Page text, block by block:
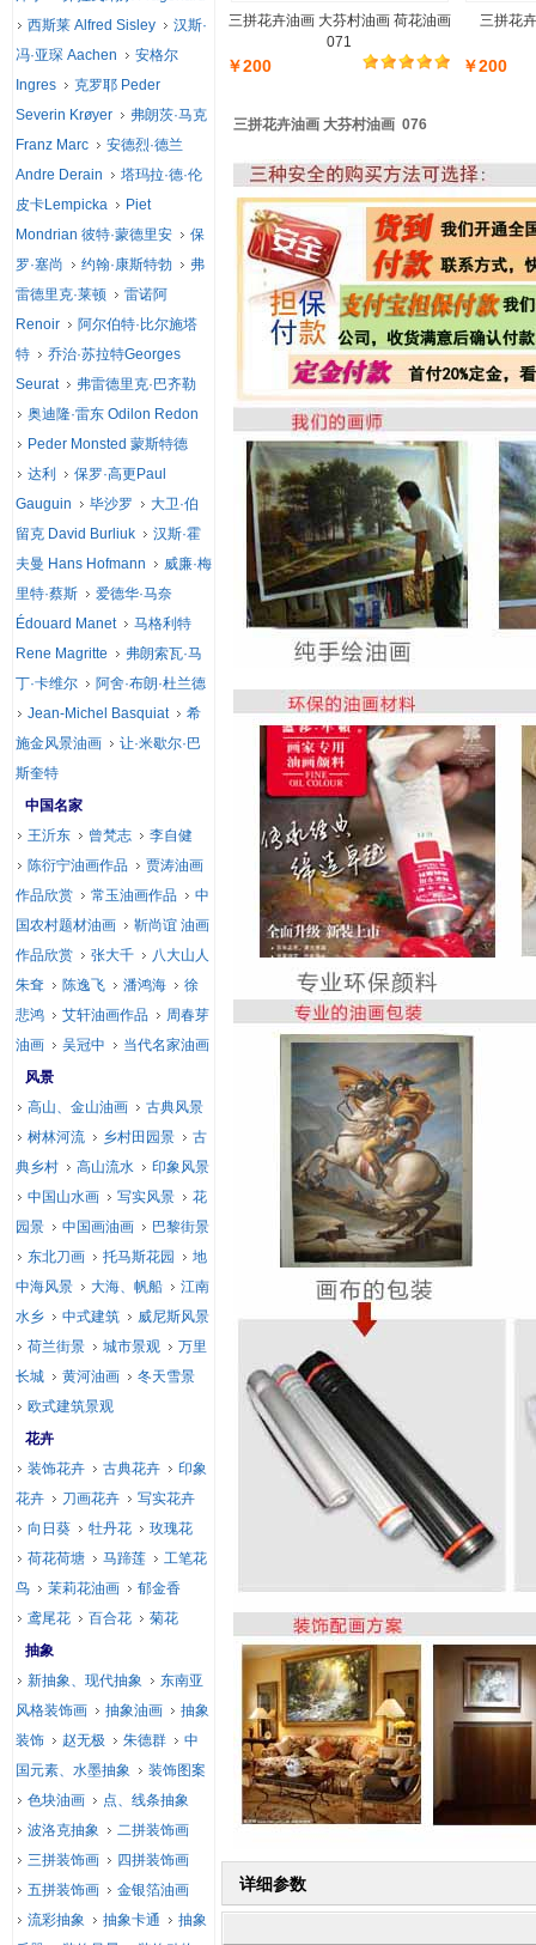
三拼花卉油画 大芬村油画 荷花油画
071
￥200
三拼花
￥200
三拼花卉油画 大芬村油画 076
详细参数
西斯莱 Alfred Sisley
汉斯·
冯·亚琛 Aachen
安格尔
Ingres
克罗耶 Peder
Severin Krøyer
弗朗茨·马克
Franz Marc
安德烈·德兰
Andre Derain
塔玛拉·德·伦
皮卡Lempicka
Piet
Mondrian 彼特·蒙德里安
保
罗·塞尚
约翰·康斯特勃
弗
雷德里克·莱顿
雷诺阿
Renoir
阿尔伯特·比尔施塔
特
乔治·苏拉特Georges
Seurat
弗雷德里克·巴齐勒
奥迪隆·雷东 Odilon Redon
Peder Monsted 蒙斯特德
达利
保罗·高更Paul
Gauguin
毕沙罗
大卫·伯
留克 David Burliuk
汉斯·霍
夫曼 Hans Hofmann
威廉·梅
里特·蔡斯
爱德华·马奈
Édouard Manet
马格利特
Rene Magritte
弗朗索瓦·马
丁·卡维尔
阿舍·布朗·杜兰德
Jean-Michel Basquiat
希
施金风景油画
让·米歇尔·巴
斯奎特
中国名家
王沂东
曾梵志
李自健
陈衍宁油画作品
贾涛油画
作品欣赏
常玉油画作品
中
国农村题材油画
靳尚谊 油画
作品欣赏
张大千
八大山人
朱耷
陈逸飞 潘鸿海
徐
悲鸿
艾轩油画作品
周春芽
油画
吴冠中
当代名家油画
风景
高山、金山油画
古典风景
树林河流
乡村田园景
古
典乡村
高山流水
印象风景
中国山水画
写实风景
花
园景
中国画油画
巴黎街景
东北刀画
托马斯花园
地
中海风景
大海、帆船
江南
水乡
中式建筑
威尼斯风景
荷兰街景
城市景观
万里
长城
黄河油画
冬天雪景
欧式建筑景观
花卉
装饰花卉
古典花卉
印象
花卉
刀画花卉
写实花卉
向日葵
牡丹花
玫瑰花
荷花荷塘
马蹄莲
工笔花
鸟
茉莉花油画
郁金香
鸢尾花
百合花
菊花
抽象
新抽象、现代抽象
东南亚
风格装饰画
抽象油画
抽象
装饰
赵无极 朱德群
中
国元素、水墨抽象
装饰图案
色块油画
点、线条抽象
波洛克抽象
二拼装饰画
三拼装饰画
四拼装饰画
五拼装饰画
金银箔油画
流彩抽象
抽象卡通
抽象